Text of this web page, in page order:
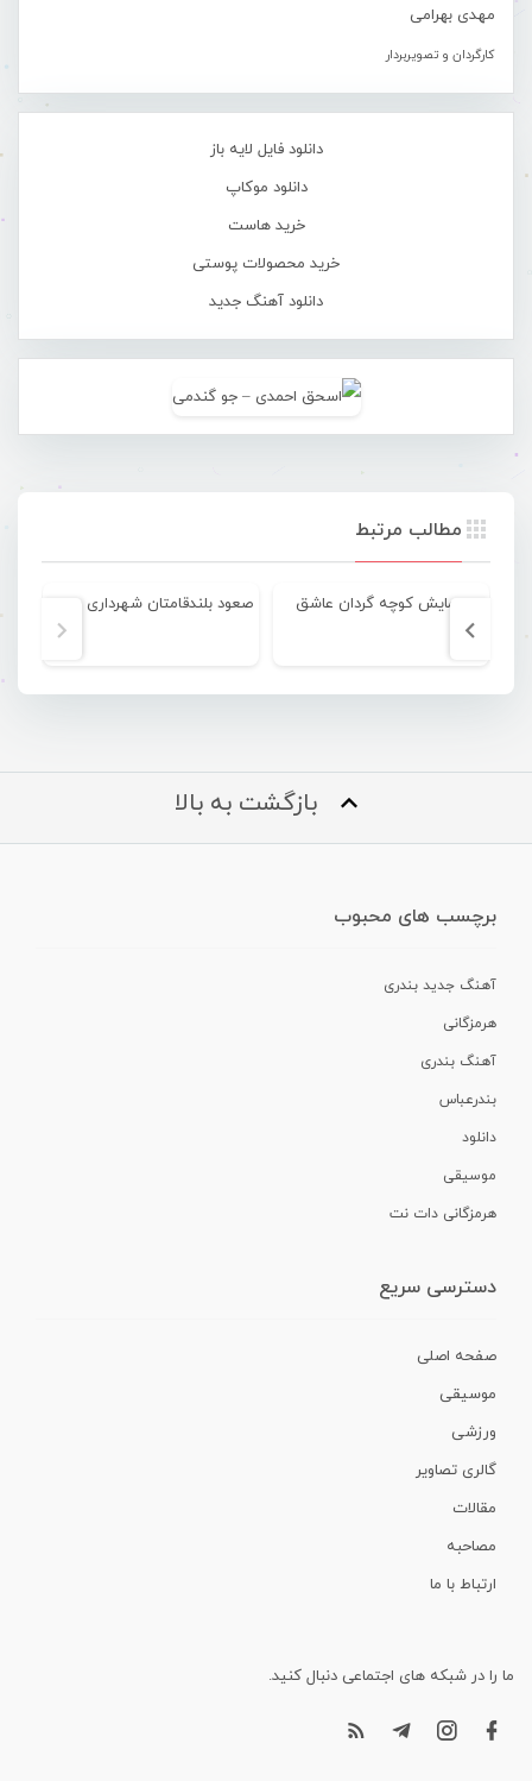
مهدی بهرامی
کارگردان و تصویربردار
دانلود فایل لایه باز
دانلود موکاپ
خرید هاست
خرید محصولات پوستی
دانلود آهنگ جدید
مطالب مرتبط
همایش کوچه گردان عاشق
بازگشت به بالا
برچسب های محبوب
آهنگ جدید بندری
هرمزگانی
آهنگ بندری
بندرعباس
دانلود
موسیقی
هرمزگانی دات نت
دسترسی سریع
صفحه اصلی
موسیقی
ورزشی
گالری تصاویر
مقالات
مصاحبه
ارتباط با ما
ما را در شبکه های اجتماعی دنبال کنید.